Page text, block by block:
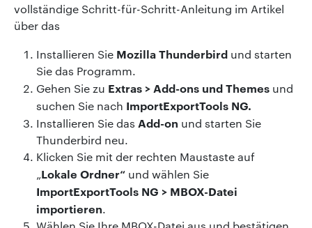
vollständige Schritt-für-Schritt-Anleitung im Artikel
über das
Installieren Sie Mozilla Thunderbird und starten
Sie das Programm.
Gehen Sie zu Extras > Add-ons und Themes und
suchen Sie nach ImportExportTools NG.
Installieren Sie das Add-on und starten Sie
Thunderbird neu.
Klicken Sie mit der rechten Maustaste auf
„Lokale Ordner“ und wählen Sie
ImportExportTools NG > MBOX-Datei
importieren.